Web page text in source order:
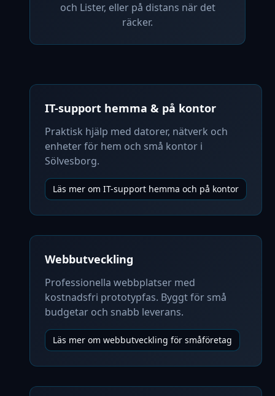
och Lister, eller på distans när det
räcker.
IT-support hemma & på kontor
Praktisk hjälp med datorer, nätverk och
enheter för hem och små kontor i
Sölvesborg.
Läs mer om IT-support hemma och på kontor
Webbutveckling
Professionella webbplatser med
kostnadsfri prototypfas. Byggt för små
budgetar och snabb leverans.
Läs mer om webbutveckling för småföretag